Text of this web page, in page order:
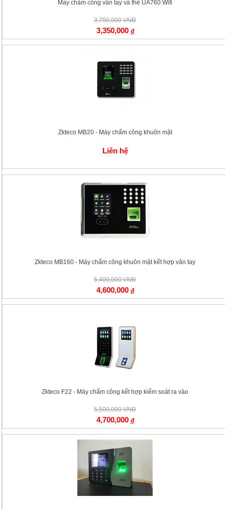
Máy chấm công vân tay và thẻ UA760 Wifi
3,750,000 VNĐ
3,350,000 đ
Zkteco MB20 - Máy chấm công khuôn mặt
Liên hệ
Zkteco MB160 - Máy chấm công khuôn mặt kết hợp vân tay
5,400,000 VNĐ
4,600,000 đ
Zkteco F22 - Máy chấm công kết hợp kiểm soát ra vào
5,500,000 VNĐ
4,700,000 đ